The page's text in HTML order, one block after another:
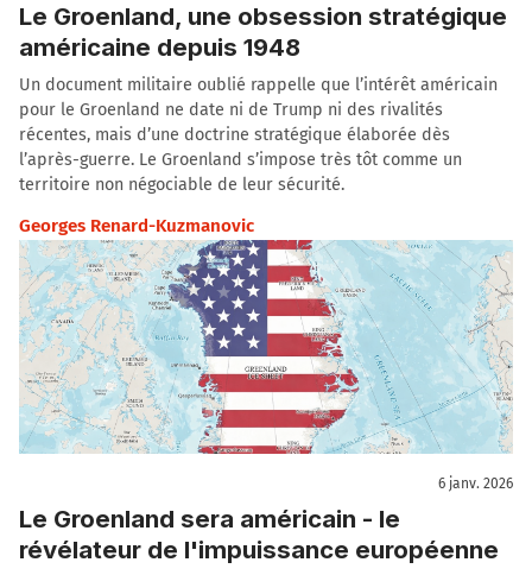
Le Groenland, une obsession stratégique
américaine depuis 1948
Un document militaire oublié rappelle que l’intérêt américain
pour le Groenland ne date ni de Trump ni des rivalités
récentes, mais d’une doctrine stratégique élaborée dès
l’après-guerre. Le Groenland s’impose très tôt comme un
territoire non négociable de leur sécurité.
Georges Renard-Kuzmanovic
6 janv. 2026
Le Groenland sera américain - le
révélateur de l'impuissance européenne